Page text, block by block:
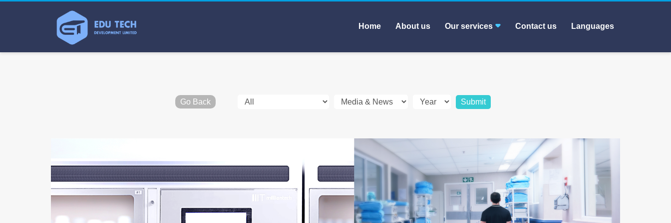
Home About us Our services Contact us Languages
Go Back